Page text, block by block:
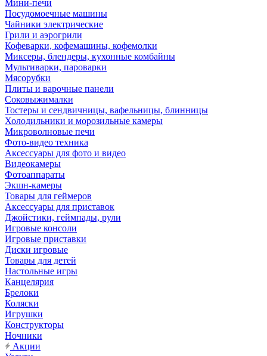
Мини-печи
Посудомоечные машины
Чайники электрические
Грили и аэрогрили
Кофеварки, кофемашины, кофемолки
Миксеры, блендеры, кухонные комбайны
Мультиварки, пароварки
Мясорубки
Плиты и варочные панели
Соковыжималки
Тостеры и сендвичницы, вафельницы, блинницы
Холодильники и морозильные камеры
Микроволновые печи
Фото-видео техника
Аксессуары для фото и видео
Видеокамеры
Фотоаппараты
Экшн-камеры
Товары для геймеров
Аксессуары для приставок
Джойстики, геймпады, рули
Игровые консоли
Игровые приставки
Диски игровые
Товары для детей
Настольные игры
Канцелярия
Брелоки
Коляски
Игрушки
Конструкторы
Ночники
Акции